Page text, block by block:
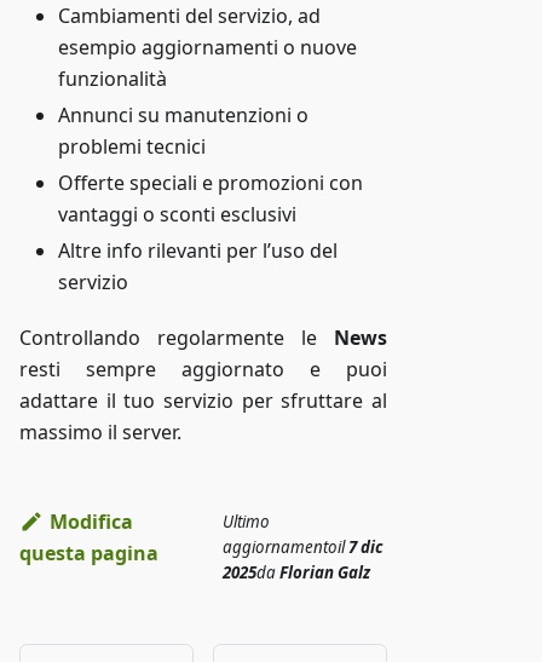
Cambiamenti del servizio, ad
esempio aggiornamenti o nuove
funzionalità
Annunci su manutenzioni o
problemi tecnici
Offerte speciali e promozioni con
vantaggi o sconti esclusivi
Altre info rilevanti per l’uso del
servizio
Controllando regolarmente le News
resti sempre aggiornato e puoi
adattare il tuo servizio per sfruttare al
massimo il server.
Modifica
questa pagina
Ultimo
aggiornamentoil7 dic
2025daFlorian Galz